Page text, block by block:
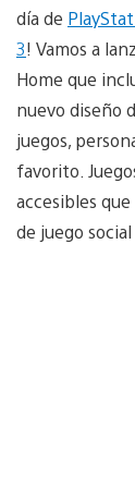
día de
3! Vamos a
Home que
nuevo diseño
juegos,
favorito.
accesibles
de juego